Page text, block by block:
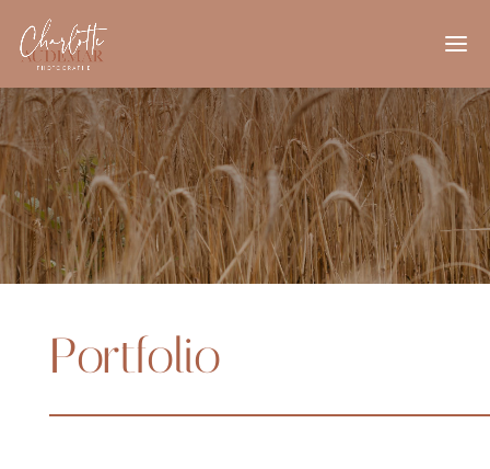
Portfolio